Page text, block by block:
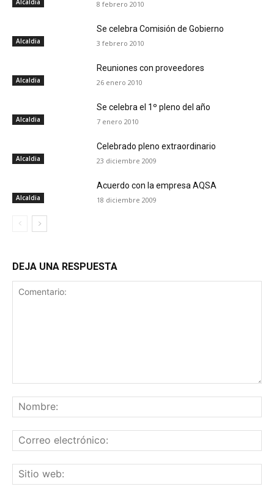
8 febrero 2010
Alcaldia
Se celebra Comisión de Gobierno
3 febrero 2010
Alcaldia
Reuniones con proveedores
26 enero 2010
Alcaldia
Se celebra el 1º pleno del año
7 enero 2010
Alcaldia
Celebrado pleno extraordinario
23 diciembre 2009
Alcaldia
Acuerdo con la empresa AQSA
18 diciembre 2009
DEJA UNA RESPUESTA